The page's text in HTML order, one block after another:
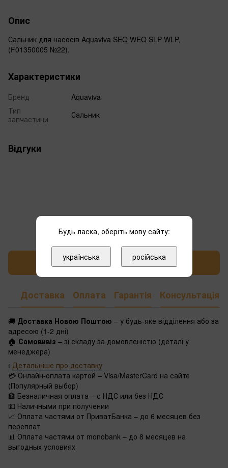
Опис
Сальник для насосів Aquaviva SEQ WEQ SLP WLP,
(F01350005 №22).
Характеристики
Бренд
Aquaviva
Тип
запчастини
Сальник
Відгуки
Написати відгук
Доставка Оплата Гарантія Консультація
🚚 Доставка Новою Поштою – у будь-яке відділення або за
адресою (1-2 дні)
🏠 Самовивіз – зі складу за домовленістю (деталі у
менеджера)
ℹ️ Детальніше про доставку
💳 Онлайн-оплата картой – Visa/MasterCard на сайте
(Популярный выбор)
🏦 Безналичная оплата – с НДС или без НДС
💵 Наличными при получении
📈 Оплата частями от ПриватБанка – до 6 месяцев без
переплат
📊 Оплата частями от monobank – до 8 месяцев на
выгодных условиях
Будь ласка, оберіть мову сайту:
українська російська